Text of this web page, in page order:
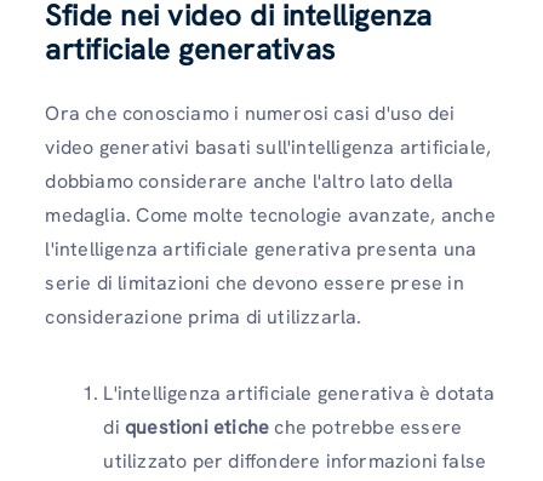
Sfide nei video di intelligenza
artificiale generativas
Ora che conosciamo i numerosi casi d'uso dei
video generativi basati sull'intelligenza artificiale,
dobbiamo considerare anche l'altro lato della
medaglia. Come molte tecnologie avanzate, anche
l'intelligenza artificiale generativa presenta una
serie di limitazioni che devono essere prese in
considerazione prima di utilizzarla.
L'intelligenza artificiale generativa è dotata
di questioni eticheche potrebbe essere
utilizzato per diffondere informazioni false